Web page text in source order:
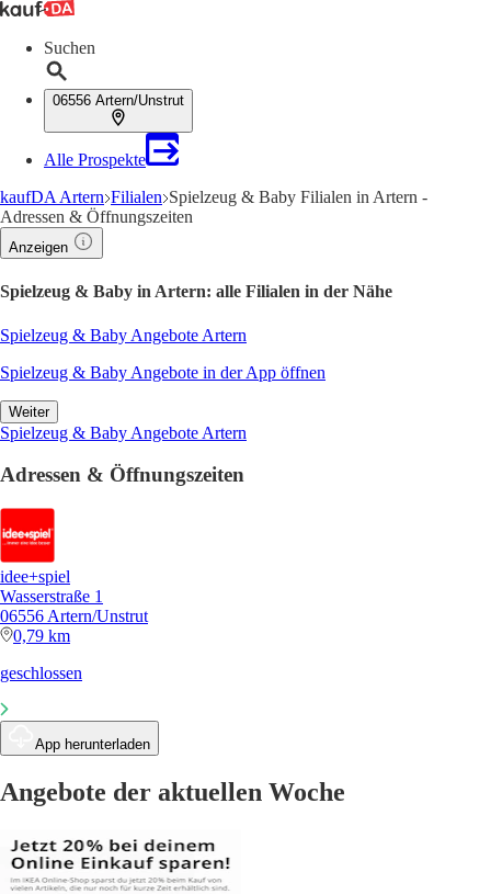
Suchen
06556 Artern/Unstrut
Alle Prospekte
kaufDA Artern Filialen Spielzeug & Baby Filialen in Artern -
Adressen & Öffnungszeiten
Anzeigen
Spielzeug & Baby in Artern: alle Filialen in der Nähe
Spielzeug & Baby Angebote Artern
Spielzeug & Baby Angebote in der App öffnen
Weiter
Spielzeug & Baby Angebote Artern
Adressen & Öffnungszeiten
idee+spiel
Wasserstraße 1
06556 Artern/Unstrut
0,79 km
geschlossen
App herunterladen
Angebote der aktuellen Woche